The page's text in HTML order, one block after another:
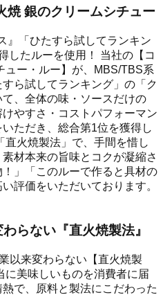
焼 銀のクリームシチュー
』「ひたすら試してランキン
したルーを使用！ 当社の【コ
ュー・ルー】が、MBS/TBS系
ら試してランキング」の「ク
、全体の味・ソースだけの
やすさ・コストパフォーマン
ただき、総合第1位を獲得し
直火焼製法」で、手間を惜し
材本来の旨味とコクが凝縮さ
」「このルーで作ると具材の
評価をいただいております。
らない『直火焼製法』
以来変わらない【直火焼製
に美味しいものを消費者に届
で、原料と製法にこだわった